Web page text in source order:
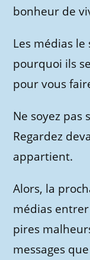
bonheur de
Les médias
pourquoi ils
pour vous
Ne soyez pas
Regardez
appartient.
Alors, la
médias
pires
messages